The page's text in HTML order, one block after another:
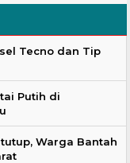
Tecno dan Tip
Putih di
Warga Bantah